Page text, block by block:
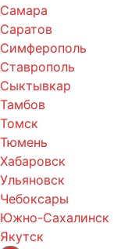
Самара
Саратов
Симферополь
Ставрополь
Сыктывкар
Тамбов
Томск
Тюмень
Хабаровск
Ульяновск
Чебоксары
Южно-Сахалинск
Якутск